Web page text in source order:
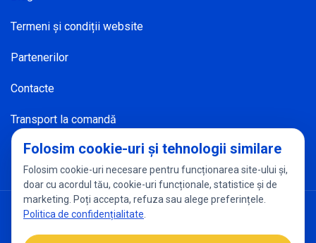
Termeni și condiții website
Partenerilor
Contacte
Transport la comandă
Politica de confidențialitate Setări cookies
Folosim cookie-uri și tehnologii similare
Folosim cookie-uri necesare pentru funcționarea site-ului și,
doar cu acordul tău, cookie-uri funcționale, statistice și de
marketing. Poți accepta, refuza sau alege preferințele.
Politica de confidențialitate